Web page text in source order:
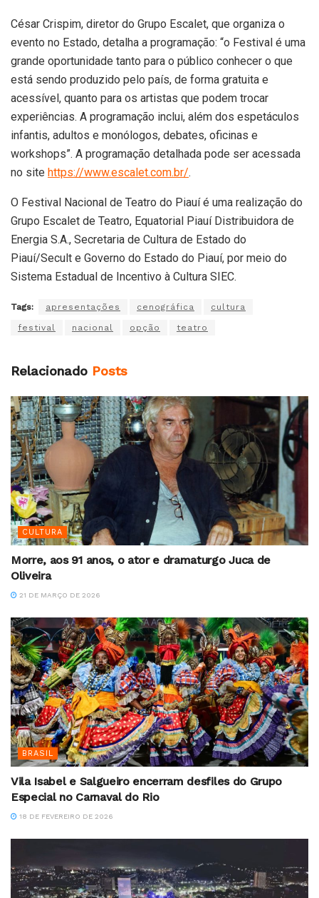
César Crispim, diretor do Grupo Escalet, que organiza o
evento no Estado, detalha a programação: “o Festival é uma
grande oportunidade tanto para o público conhecer o que
está sendo produzido pelo país, de forma gratuita e
acessível, quanto para os artistas que podem trocar
experiências. A programação inclui, além dos espetáculos
infantis, adultos e monólogos, debates, oficinas e
workshops”. A programação detalhada pode ser acessada
no site https://www.escalet.com.br/.
O Festival Nacional de Teatro do Piauí é uma realização do
Grupo Escalet de Teatro, Equatorial Piauí Distribuidora de
Energia S.A., Secretaria de Cultura de Estado do
Piauí/Secult e Governo do Estado do Piauí, por meio do
Sistema Estadual de Incentivo à Cultura SIEC.
Tags: apresentações cenográfica cultura
festival nacional opção teatro
Relacionado Posts
CULTURA
Morre, aos 91 anos, o ator e dramaturgo Juca de
Oliveira
21 DE MARÇO DE 2026
BRASIL
Vila Isabel e Salgueiro encerram desfiles do Grupo
Especial no Carnaval do Rio
18 DE FEVEREIRO DE 2026